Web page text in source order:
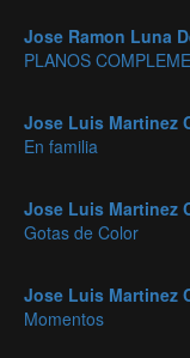
Jose Ramon Luna
PLANOS
Jose Luis Martinez
En familia
Jose Luis Martinez
Gotas de Color
Jose Luis Martinez
Momentos